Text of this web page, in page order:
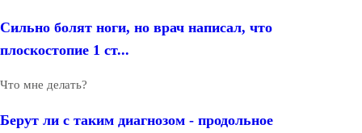
Сильно болят ноги, но врач написал, что
плоскостопие 1 ст...
Что мне делать?
Берут ли с таким диагнозом - продольное